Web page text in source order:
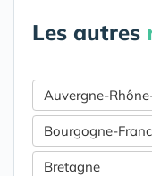
Les autres
Auvergne-
Bourgogne-
Bretagne